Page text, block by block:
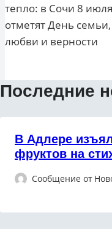
записям
тепло: в Сочи 8 июля
отметят День семьи,
любви и верности
Последние
В Адлере
фруктов на
Сообщение от